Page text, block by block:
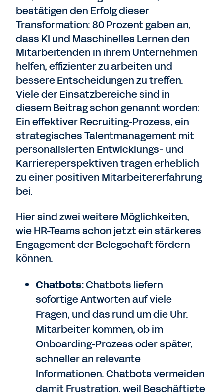
bestätigen den Erfolg dieser
Transformation: 80 Prozent gaben an,
dass KI und Maschinelles Lernen den
Mitarbeitenden in ihrem Unternehmen
helfen, effizienter zu arbeiten und
bessere Entscheidungen zu treffen.
Viele der Einsatzbereiche sind in
diesem Beitrag schon genannt worden:
Ein effektiver Recruiting-Prozess, ein
strategisches Talentmanagement mit
personalisierten Entwicklungs- und
Karriereperspektiven tragen erheblich
zu einer positiven Mitarbeitererfahrung
bei.
Hier sind zwei weitere Möglichkeiten,
wie HR-Teams schon jetzt ein stärkeres
Engagement der Belegschaft fördern
können.
Chatbots:Chatbots liefern
sofortige Antworten auf viele
Fragen, und das rund um die Uhr.
Mitarbeiter kommen, ob im
Onboarding-Prozess oder später,
schneller an relevante
Informationen. Chatbots vermeiden
damit Frustration, weil Beschäftigte